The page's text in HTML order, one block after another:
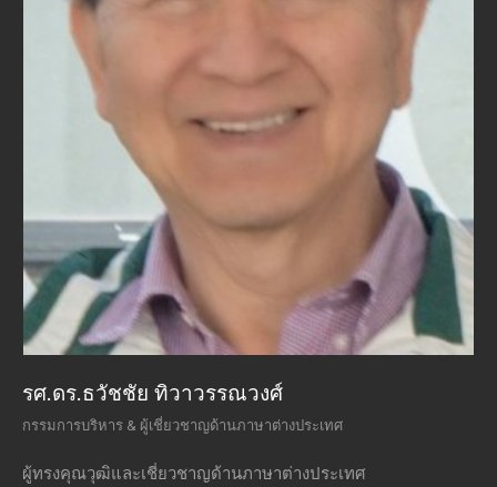
รศ.ดร.ธวัชชัย ทิวาวรรณวงศ์
กรรมการบริหาร & ผู้เชี่ยวชาญด้านภาษาต่างประเทศ
ผู้ทรงคุณวุฒิและเชี่ยวชาญด้านภาษาต่างประเทศ